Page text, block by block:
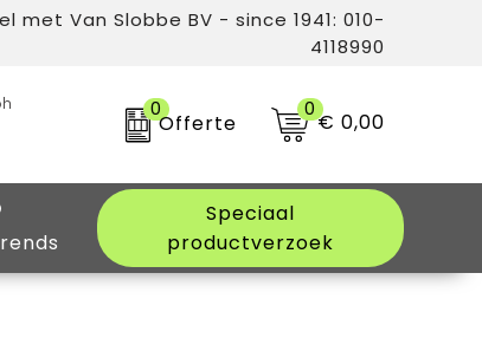
met Van Slobbe BV - since 1941: 010-
4118990
0
Offerte
0€ 0,00
Speciaal
productverzoek